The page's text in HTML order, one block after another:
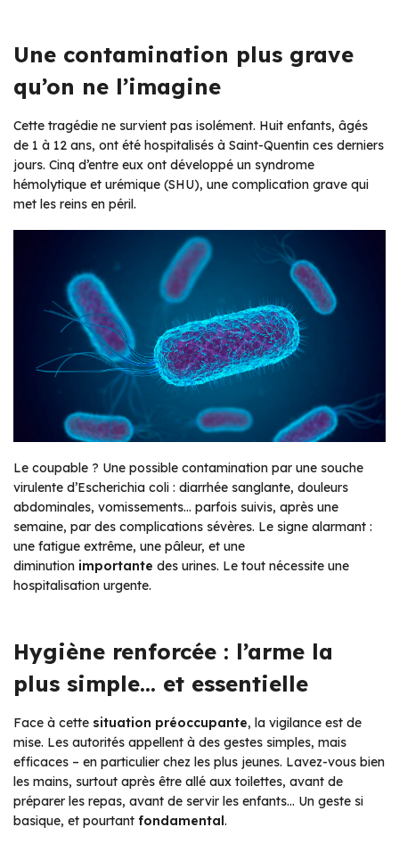
Une contamination plus grave
qu’on ne l’imagine
Cette tragédie ne survient pas isolément. Huit enfants, âgés
de 1 à 12 ans, ont été hospitalisés à Saint-Quentin ces derniers
jours. Cinq d’entre eux ont développé un syndrome
hémolytique et urémique (SHU), une complication grave qui
met les reins en péril.
Le coupable ? Une possible contamination par une souche
virulente d’Escherichia coli : diarrhée sanglante, douleurs
abdominales, vomissements… parfois suivis, après une
semaine, par des complications sévères. Le signe alarmant :
une fatigue extrême, une pâleur, et une
diminution importante des urines. Le tout nécessite une
hospitalisation urgente.
Hygiène renforcée : l’arme la
plus simple… et essentielle
Face à cette situation préoccupante, la vigilance est de
mise. Les autorités appellent à des gestes simples, mais
efficaces – en particulier chez les plus jeunes. Lavez-vous bien
les mains, surtout après être allé aux toilettes, avant de
préparer les repas, avant de servir les enfants… Un geste si
basique, et pourtant fondamental.